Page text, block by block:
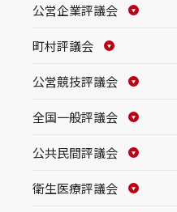
公営企業評議会
町村評議会
公営競技評議会
全国一般評議会
公共民間評議会
衛生医療評議会